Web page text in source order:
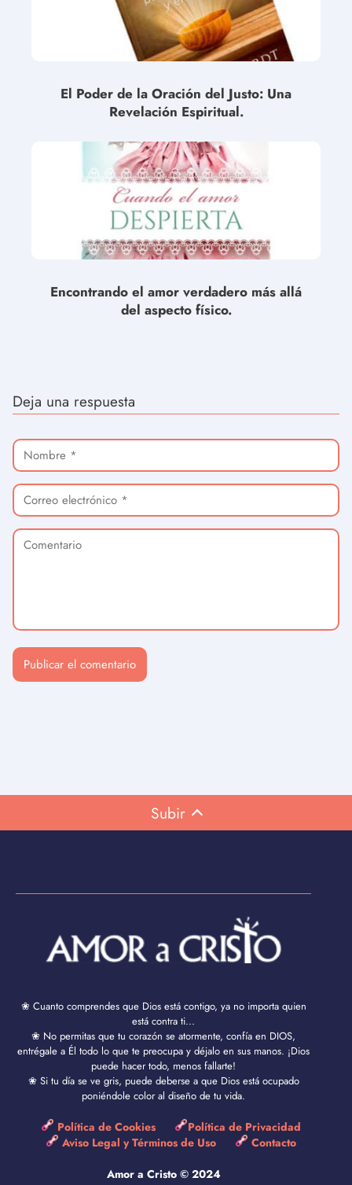
El Poder de la Oración del Justo: Una
Revelación Espiritual.
Encontrando el amor verdadero más allá
del aspecto físico.
Deja una respuesta
Subir
❀ Cuanto comprendes que Dios está contigo, ya no importa quien
está contra ti...
❀ No permitas que tu corazón se atormente, confía en DIOS,
entrégale a Él todo lo que te preocupa y déjalo en sus manos. ¡Dios
puede hacer todo, menos fallarte!
❀ Si tu día se ve gris, puede deberse a que Dios está ocupado
poniéndole color al diseño de tu vida.
Política de Cookies
Política de Privacidad
Aviso Legal y Términos de Uso
Contacto
Amor a Cristo © 2024